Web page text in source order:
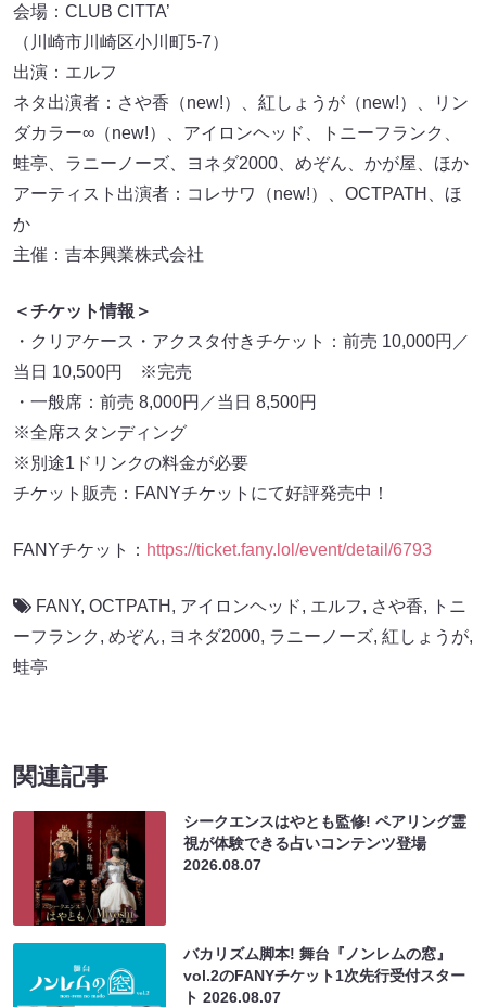
会場：CLUB CITTA’
（川崎市川崎区小川町5-7）
出演：エルフ
ネタ出演者：さや香（new!）、紅しょうが（new!）、リン
ダカラー∞（new!）、アイロンヘッド、トニーフランク、
蛙亭、ラニーノーズ、ヨネダ2000、めぞん、かが屋、ほか
アーティスト出演者：コレサワ（new!）、OCTPATH、ほ
か
主催：吉本興業株式会社
＜チケット情報＞
・クリアケース・アクスタ付きチケット：前売 10,000円／
当日 10,500円 ※完売
・一般席：前売 8,000円／当日 8,500円
※全席スタンディング
※別途1ドリンクの料金が必要
チケット販売：FANYチケットにて好評発売中！
FANYチケット： https://ticket.fany.lol/event/detail/6793
FANY, OCTPATH , アイロンヘッド, エルフ, さや香,
トニ
ーフランク , めぞん, ヨネダ2000, ラニーノーズ, 紅しょうが,
蛙亭
関連記事
シークエンスはやとも監修! ペアリング霊
視が体験できる占いコンテンツ登場
2026.08.07
バカリズム脚本! 舞台『ノンレムの窓』
vol.2のFANYチケット1次先行受付スター
ト2026.08.07